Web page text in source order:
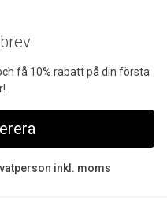
få 10% rabatt på din första
inkl. moms